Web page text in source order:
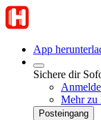
App
Sichere dir
Mehr zu
Posteingang